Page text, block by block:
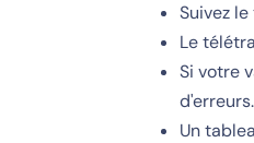
Suivez
Le
Si votre
d'erreurs.
Un